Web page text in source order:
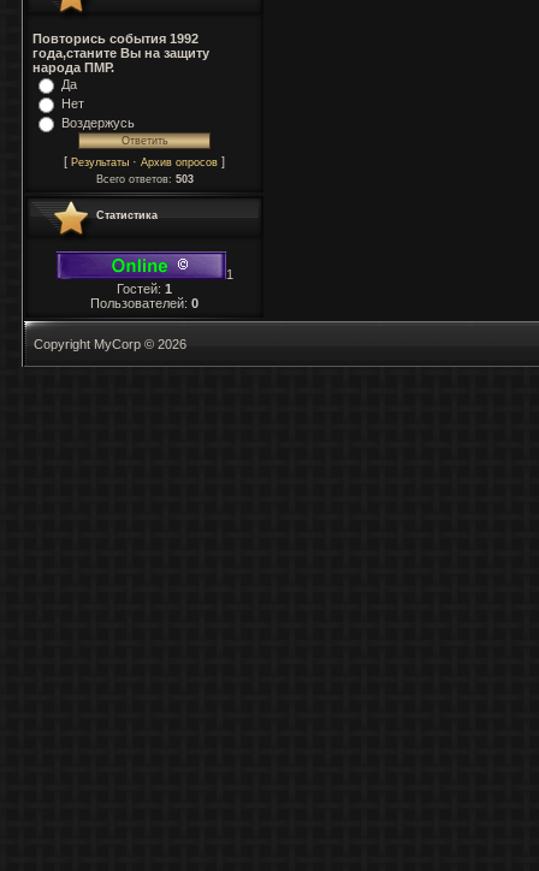
Повторись события 1992
года,станите Вы на защиту
народа ПМР.
Да
Нет
Воздержусь
[ Результаты · Архив опросов ]
Всего ответов: 503
Статистика
1
Гостей: 1
Пользователей: 0
Copyright MyCorp © 2026